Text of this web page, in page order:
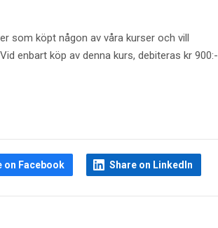
som köpt någon av våra kurser och vill
enbart köp av denna kurs, debiteras kr 900:-
on Facebook Share on LinkedIn